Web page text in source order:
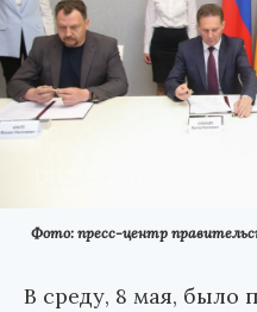
Фото: пресс-центр
В среду, 8 мая, было